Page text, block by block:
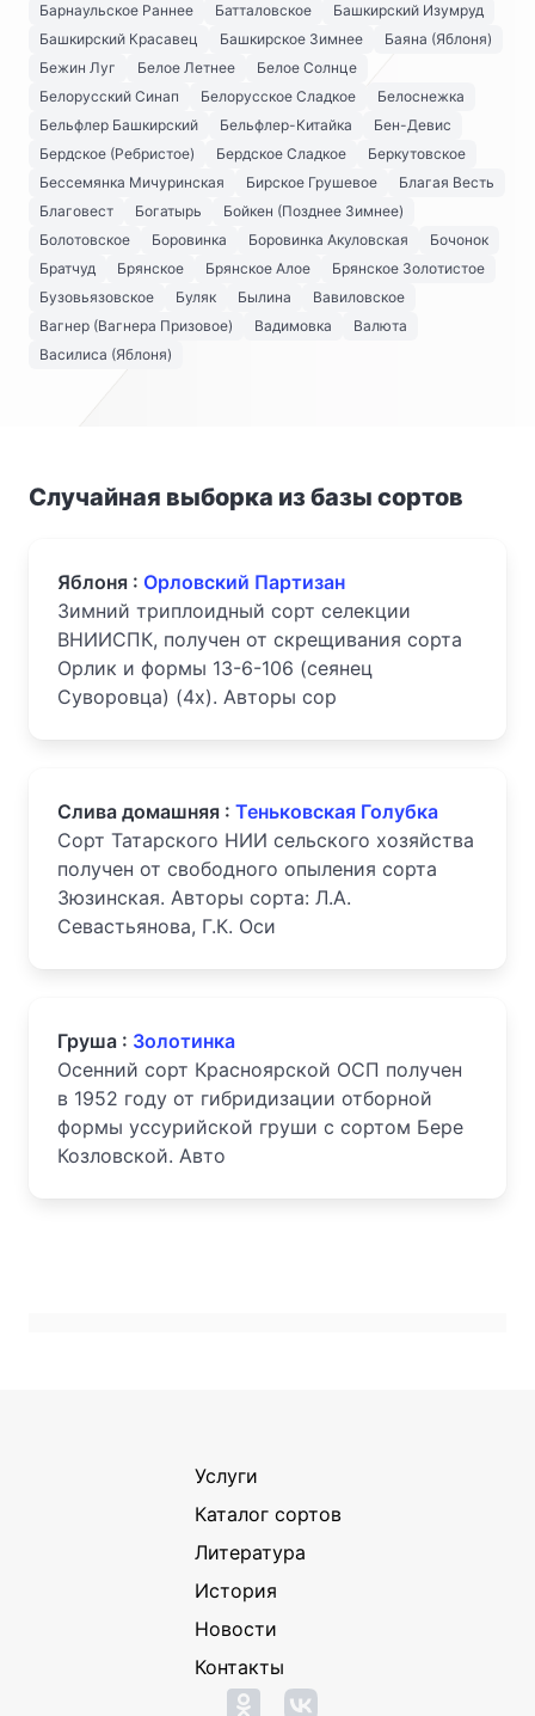
Барнаульское Раннее
Батталовское
Башкирский Изумруд
Башкирский Красавец
Башкирское Зимнее
Баяна (Яблоня)
Бежин Луг
Белое Летнее
Белое Солнце
Белорусский Синап
Белорусское Сладкое
Белоснежка
Бельфлер Башкирский
Бельфлер-Китайка
Бен-Девис
Бердское (Ребристое)
Бердское Сладкое
Беркутовское
Бессемянка Мичуринская
Бирское Грушевое
Благая Весть
Благовест
Богатырь
Бойкен (Позднее Зимнее)
Болотовское
Боровинка Боровинка Акуловская
Бочонок
Братчуд
Брянское Брянское Алое
Брянское Золотистое
Бузовьязовское
Буляк Былина
Вавиловское
Вагнер (Вагнера Призовое)
Вадимовка
Валюта
Василиса (Яблоня)
Случайная выборка из базы сортов
Яблоня : Орловский Партизан
Зимний триплоидный сорт селекции
ВНИИСПК, получен от скрещивания сорта
Орлик и формы 13-6-106 (сеянец
Суворовца) (4х). Авторы сор
Слива домашняя : Теньковская Голубка
Сорт Татарского НИИ сельского хозяйства
получен от свободного опыления сорта
Зюзинская. Авторы сорта: Л.А.
Севастьянова, Г.К. Оси
Груша : Золотинка
Осенний сорт Красноярской ОСП получен
в 1952 году от гибридизации отборной
формы уссурийской груши с сортом Бере
Козловской. Авто
Услуги
Каталог сортов
Литература
История
Новости
Контакты